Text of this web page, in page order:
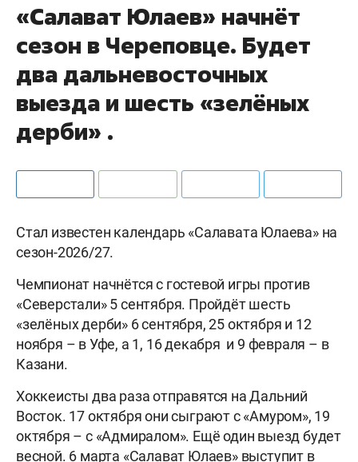
«Салават Юлаев» начнёт
сезон в Череповце. Будет
два дальневосточных
выезда и шесть «зелёных
дерби» .
Стал известен календарь «Салавата Юлаева» на
сезон-2026/27.
Чемпионат начнётся с гостевой игры против
«Северстали» 5 сентября. Пройдёт шесть
«зелёных дерби» 6 сентября, 25 октября и 12
ноября – в Уфе, а 1, 16 декабря и 9 февраля – в
Казани.
Хоккеисты два раза отправятся на Дальний
Восток. 17 октября они сыграют с «Амуром», 19
октября – с «Адмиралом». Ещё один выезд будет
весной. 6 марта «Салават Юлаев» выступит в